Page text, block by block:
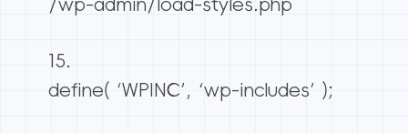
/wp-admin/load-styles.php
define( ‘WPINC’, ‘wp-includes’ );